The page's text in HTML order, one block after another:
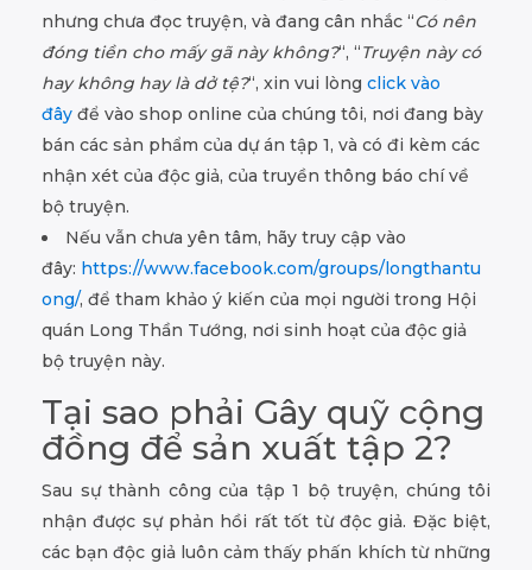
nhưng chưa đọc truyện, và đang cân nhắc “Có nên
đóng tiền cho mấy gã này không?“, “Truyện này có
hay không hay là dở tệ?“, xin vui lòng click vào
đây để vào shop online của chúng tôi, nơi đang bày
bán các sản phẩm của dự án tập 1, và có đi kèm các
nhận xét của độc giả, của truyền thông báo chí về
bộ truyện.
Nếu vẫn chưa yên tâm, hãy truy cập vào
đây: https://www.facebook.com/groups/longthantu
ong/, để tham khảo ý kiến của mọi người trong Hội
quán Long Thần Tướng, nơi sinh hoạt của độc giả
bộ truyện này.
Tại sao phải Gây quỹ cộng
đồng để sản xuất tập 2?
Sau sự thành công của tập 1 bộ truyện, chúng tôi
nhận được sự phản hồi rất tốt từ độc giả. Đặc biệt,
các bạn độc giả luôn cảm thấy phấn khích từ những